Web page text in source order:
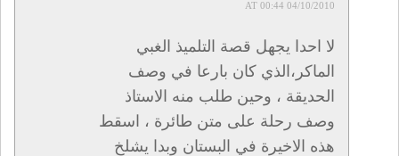
04/10/2010 AT 00:44
لا احدا يجهل قصة التلميذ الغبي
الماكر،الذي كان بارعا في وصف
الحديقة ، وحين طلب منه الاستاذ
وصف رحلة على متن طائرة ، اسقط
هذه الاخيرة في البستان وبدا يشلخ